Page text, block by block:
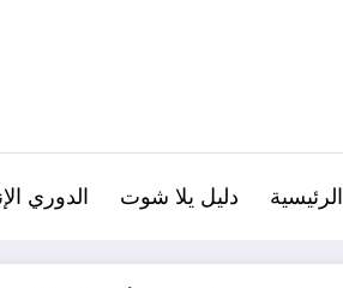
الرئيسية دليل يلا شوت الدوري